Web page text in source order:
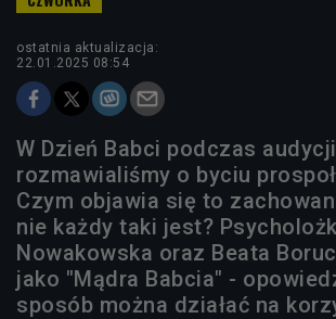
ostatnia aktualizacja:
22.01.2025 08:54
W Dzień Babci podczas
rozmawialiśmy o byciu
Czym objawia się to
nie każdy taki jest?
Nowakowska oraz Beata
jako "Mądra Babcia" -
sposób można działać na